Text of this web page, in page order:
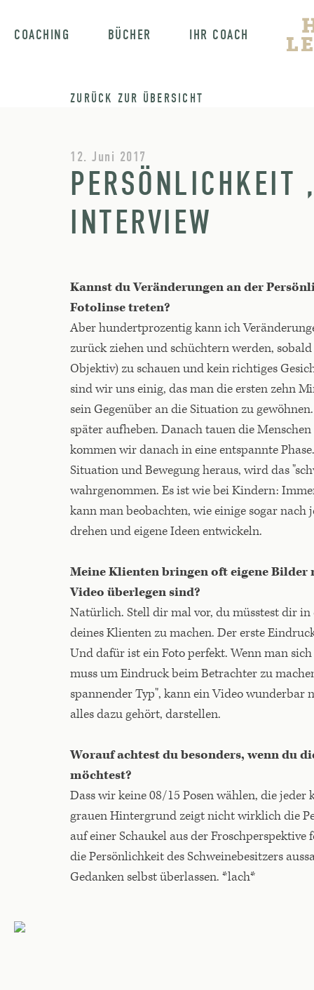
COACHING BÜCHER IHR COACH
ZURÜCK ZUR ÜBERSICHT
12. Juni 2017
INTERVIEW
Kannst du Veränderungen an der
Fotolinse treten?
Aber hundertprozentig kann ich
zurück ziehen und schüchtern werden,
Objektiv) zu schauen und kein richtiges
sind wir uns einig, das man die ersten zehn
sein Gegenüber an die Situation zu
später aufheben. Danach tauen die
kommen wir danach in eine entspannte
Situation und Bewegung heraus, wird das
wahrgenommen. Es ist wie bei Kindern:
kann man beobachten, wie einige sogar nach
drehen und eigene Ideen entwickeln.
Meine Klienten bringen oft eigene Bilder
Video überlegen sind?
Natürlich. Stell dir mal vor, du müsstest dir
deines Klienten zu machen. Der erste
Und dafür ist ein Foto perfekt. Wenn man
muss um Eindruck beim Betrachter zu
spannender Typ", kann ein Video
alles dazu gehört, darstellen.
Worauf achtest du besonders, wenn du
möchtest?
Dass wir keine 08/15 Posen wählen, die
grauen Hintergrund zeigt nicht wirklich die
auf einer Schaukel aus der
die Persönlichkeit des Schweinebesitzers
Gedanken selbst überlassen. *lach*